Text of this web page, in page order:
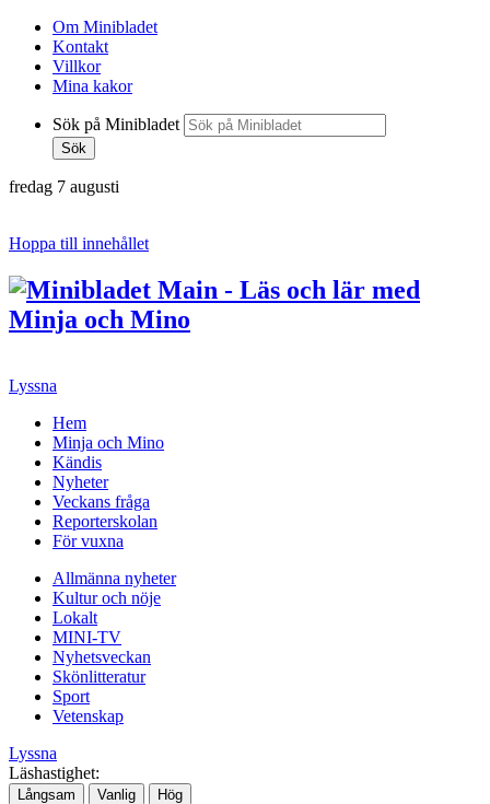
Om Minibladet
Kontakt
Villkor
Mina kakor
Sök på Minibladet
Sök
fredag 7 augusti
Hoppa till innehållet
Lyssna
Hem
Minja och Mino
Kändis
Nyheter
Veckans fråga
Reporterskolan
För vuxna
Allmänna nyheter
Kultur och nöje
Lokalt
MINI-TV
Nyhetsveckan
Skönlitteratur
Sport
Vetenskap
Lyssna
Läshastighet:
Långsam Vanlig Hög